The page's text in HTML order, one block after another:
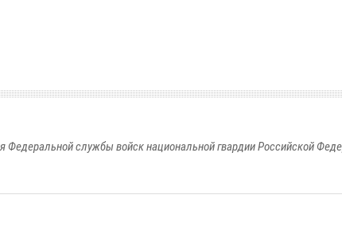
Федеральной службы войск национальной гвардии Российской